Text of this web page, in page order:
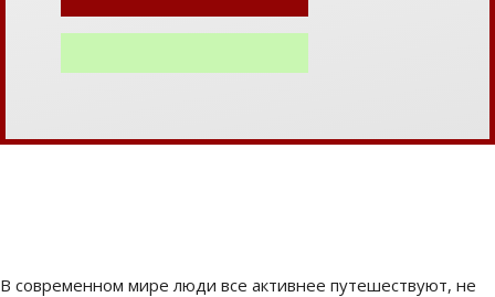
В современном мире люди все активнее путешествуют, не